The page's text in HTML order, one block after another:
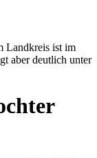
Landkreis ist im
aber deutlich unter